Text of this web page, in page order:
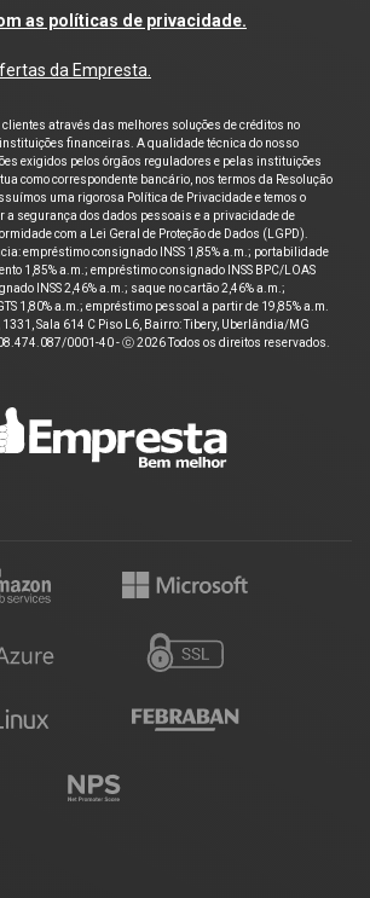
as políticas de privacidade.
da Empresta.
através das melhores soluções de créditos no
financeiras. A qualidade técnica do nosso
exigidos pelos órgãos reguladores e pelas instituições
como correspondente bancário, nos termos da Resolução
uma rigorosa Política de Privacidade e temos o
a segurança dos dados pessoais e a privacidade de
com a Lei Geral de Proteção de Dados (LGPD).
empréstimo consignado INSS 1,85% a.m.; portabilidade
1,85% a.m.; empréstimo consignado INSS BPC/LOAS
INSS 2,46% a.m.; saque no cartão 2,46% a.m.;
1,80% a.m.; empréstimo pessoal a partir de 19,85% a.m.
Sala 614 C Piso L6, Bairro: Tibery, Uberlândia/MG
0001-40 - ⓒ 2026 Todos os direitos reservados.